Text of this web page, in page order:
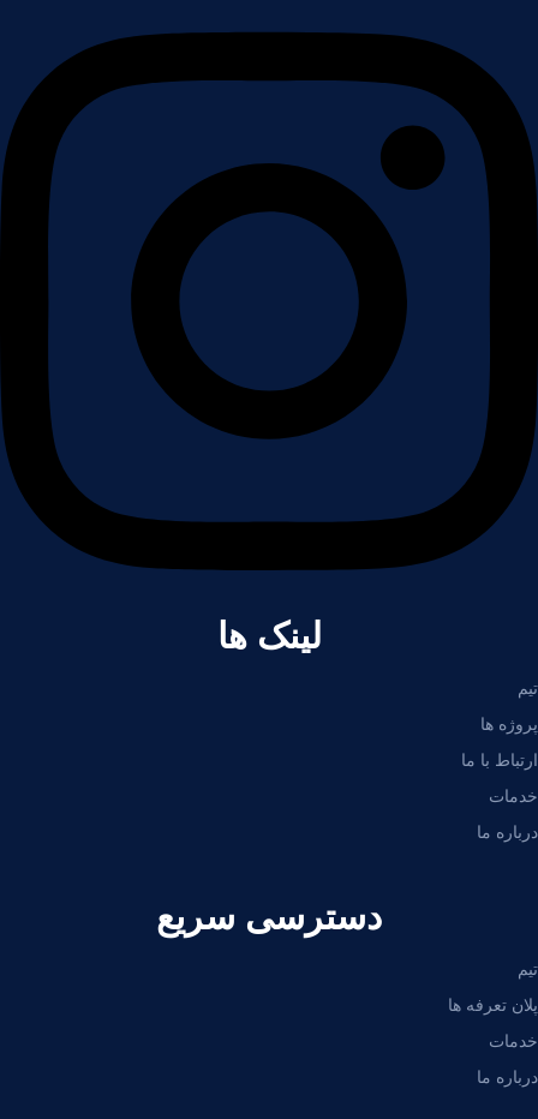
لینک ها
تیم
پروژه ها
ارتباط با ما
خدمات
درباره ما
دسترسی سریع
تیم
پلان تعرفه ها
خدمات
درباره ما